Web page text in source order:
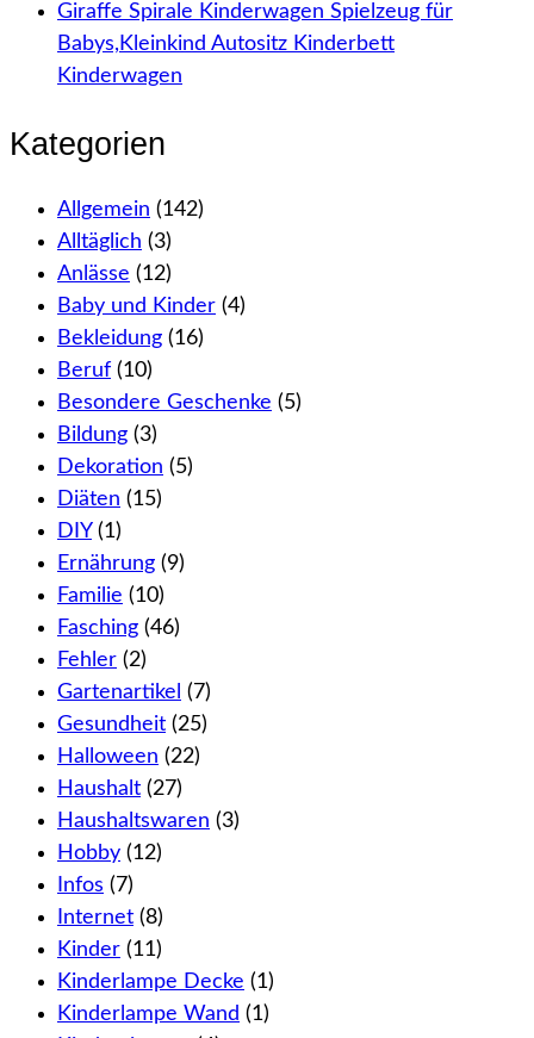
Giraffe Spirale Kinderwagen Spielzeug für
Babys,Kleinkind Autositz Kinderbett
Kinderwagen
Kategorien
Allgemein (142)
Alltäglich (3)
Anlässe (12)
Baby und Kinder (4)
Bekleidung (16)
Beruf (10)
Besondere Geschenke (5)
Bildung (3)
Dekoration (5)
Diäten (15)
DIY(1)
Ernährung (9)
Familie (10)
Fasching (46)
Fehler (2)
Gartenartikel (7)
Gesundheit (25)
Halloween (22)
Haushalt (27)
Haushaltswaren (3)
Hobby (12)
Infos (7)
Internet (8)
Kinder (11)
Kinderlampe Decke (1)
Kinderlampe Wand (1)